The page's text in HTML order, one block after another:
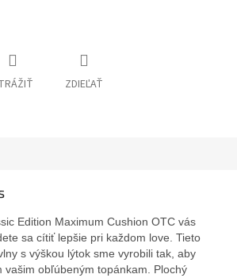
ZDIEĽAŤ
Edition Maximum Cushion OTC vás
sa cítiť lepšie pri každom love. Tieto
s výškou lýtok sme vyrobili tak, aby
vašim obľúbeným topánkam. Plochý